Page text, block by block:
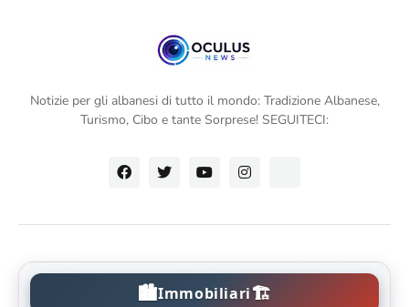
Notizie per gli albanesi di tutto il mondo: Tradizione Albanese,
Turismo, Cibo e tante Sorprese! SEGUITECI:
🏙️Immobiliari🏗️